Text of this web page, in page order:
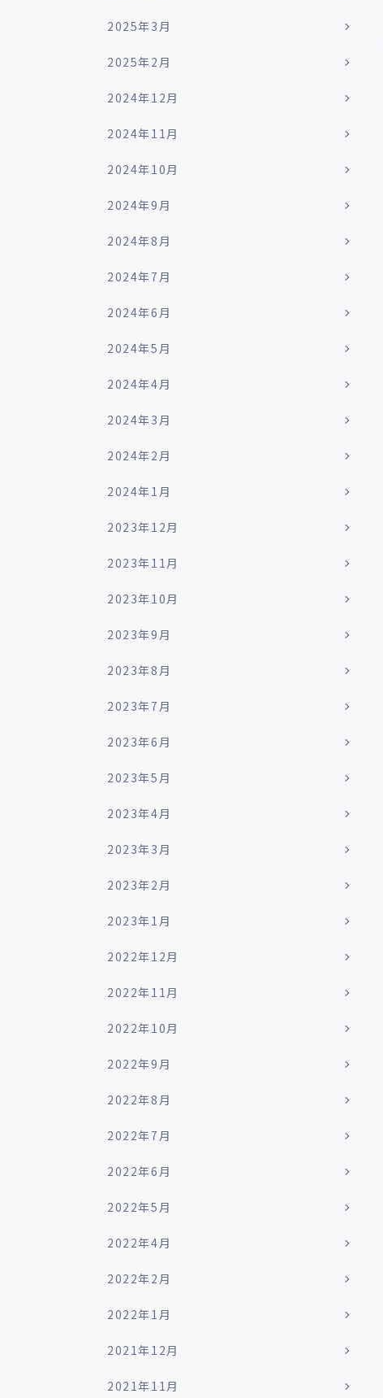
2025年3月
2025年2月
2024年12月
2024年11月
2024年10月
2024年9月
2024年8月
2024年7月
2024年6月
2024年5月
2024年4月
2024年3月
2024年2月
2024年1月
2023年12月
2023年11月
2023年10月
2023年9月
2023年8月
2023年7月
2023年6月
2023年5月
2023年4月
2023年3月
2023年2月
2023年1月
2022年12月
2022年11月
2022年10月
2022年9月
2022年8月
2022年7月
2022年6月
2022年5月
2022年4月
2022年2月
2022年1月
2021年12月
2021年11月